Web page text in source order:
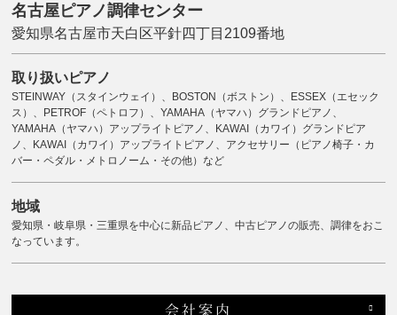
名古屋ピアノ調律センター
愛知県名古屋市天白区平針四丁目2109番地
取り扱いピアノ
STEINWAY（スタインウェイ）、BOSTON（ボストン）、ESSEX（エセック
ス）、PETROF（ペトロフ）、YAMAHA（ヤマハ）グランドピアノ、
YAMAHA（ヤマハ）アップライトピアノ、KAWAI（カワイ）グランドピア
ノ、KAWAI（カワイ）アップライトピアノ、アクセサリー（ピアノ椅子・カ
バー・ペダル・メトロノーム・その他）など
地域
愛知県・岐阜県・三重県を中心に新品ピアノ、中古ピアノの販売、調律をおこ
なっています。
会社案内